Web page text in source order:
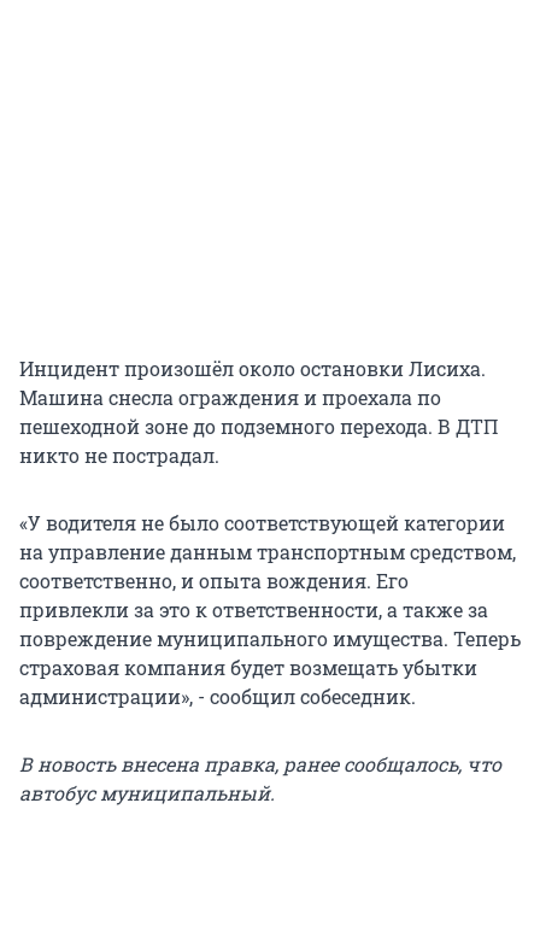
Инцидент произошёл около остановки Лисиха.
Машина снесла ограждения и проехала по
пешеходной зоне до подземного перехода. В ДТП
никто не пострадал.
«У водителя не было соответствующей категории
на управление данным транспортным средством,
соответственно, и опыта вождения. Его
привлекли за это к ответственности, а также за
повреждение муниципального имущества. Теперь
страховая компания будет возмещать убытки
администрации», - сообщил собеседник.
В новость внесена правка, ранее сообщалось, что
автобус муниципальный.